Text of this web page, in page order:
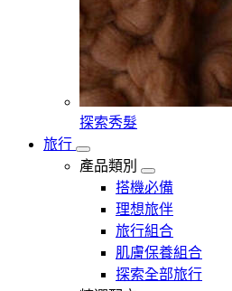
探索秀髮
旅行
產品類別
搭機必備
理想旅伴
旅行組合
肌膚保養組合
探索全部旅行